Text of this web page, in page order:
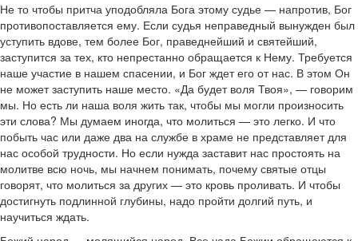
Не то чтобы притча уподобляла Бога этому судье — напротив, Бог
противопоставляется ему. Если судья неправедный вынужден был
уступить вдове, тем более Бог, праведнейший и святейший,
заступится за тех, кто непрестанно обращается к Нему. Требуется
наше участие в нашем спасении, и Бог ждет его от нас. В этом Он
не может заступить наше место. «Да будет воля Твоя», — говорим
мы. Но есть ли наша воля жить так, чтобы мы могли произносить
эти слова? Мы думаем иногда, что молиться — это легко. И что
побыть час или даже два на службе в храме не представляет для
нас особой трудности. Но если нужда заставит нас простоять на
молитве всю ночь, мы начнем понимать, почему святые отцы
говорят, что молиться за других — это кровь проливать. И чтобы
достигнуть подлинной глубины, надо пройти долгий путь, и
научиться ждать.